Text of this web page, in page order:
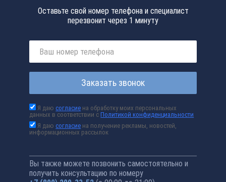
Оставьте свой номер телефона и специалист
перезвонит через 1 минуту
Заказать звонок
Я даюсогласие на обработку моих персональных
данных в соответствии сПолитикой конфиденциальности
Я даюсогласие на получение рекламы, новостей,
информационных рассылок
Вы также можете позвонить самостоятельно и
получить консультацию по номеру